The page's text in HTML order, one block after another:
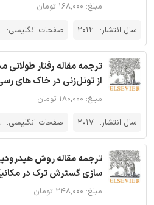
مبلغ: ۱۶۸,۰۰۰ تومان
سال انتشار: 2012 صفحات انگلیسی:
ترجمه مقاله رفتار
از تونل‌زنی در خاک های
مبلغ: ۱۸۰,۰۰۰ تومان
سال انتشار: 2017 صفحات انگلیسی:
ترجمه مقاله روش
سازی گسترش ترک در
مبلغ: ۲۴۸,۰۰۰ تومان